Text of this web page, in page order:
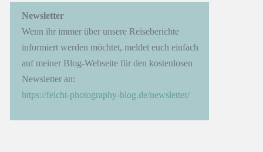
Newsletter
Wenn ihr immer über unsere Reiseberichte
informiert werden möchtet, meldet euch einfach
auf meiner Blog-Webseite für den kostenlosen
Newsletter an:
https://feicht-photography-blog.de/newsletter/